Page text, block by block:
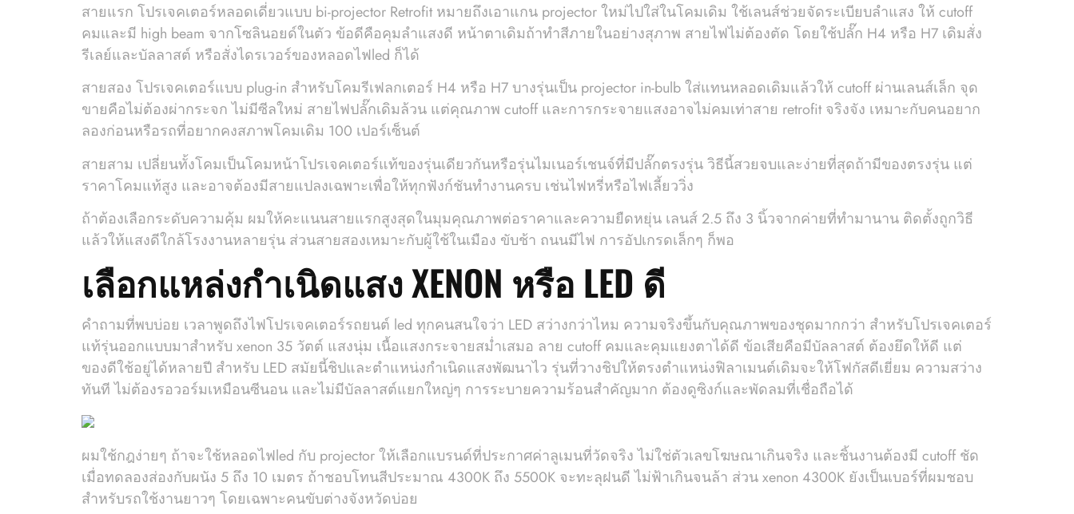
สายแรก โปรเจคเตอร์หลอดเดี่ยวแบบ bi-projector Retrofit หมายถึงเอาแกน projector ใหม่ไปใส่ในโคมเดิม ใช้เลนส์ช่วยจัดระเบียบลำแสง ให้ cutoff
คมและมี high beam จากโซลินอยด์ในตัว ข้อดีคือคุมลำแสงดี หน้าตาเดิมถ้าทำสีภายในอย่างสุภาพ สายไฟไม่ต้องตัด โดยใช้ปลั๊ก H4 หรือ H7 เดิมสั่ง
รีเลย์และบัลลาสต์ หรือสั่งไดรเวอร์ของหลอดไฟled ก็ได้
สายสอง โปรเจคเตอร์แบบ plug-in สำหรับโคมรีเฟลกเตอร์ H4 หรือ H7 บางรุ่นเป็น projector in-bulb ใส่แทนหลอดเดิมแล้วให้ cutoff ผ่านเลนส์เล็ก จุด
ขายคือไม่ต้องผ่ากระจก ไม่มีซีลใหม่ สายไฟปลั๊กเดิมล้วน แต่คุณภาพ cutoff และการกระจายแสงอาจไม่คมเท่าสาย retrofit จริงจัง เหมาะกับคนอยาก
ลองก่อนหรือรถที่อยากคงสภาพโคมเดิม 100 เปอร์เซ็นต์
สายสาม เปลี่ยนทั้งโคมเป็นโคมหน้าโปรเจคเตอร์แท้ของรุ่นเดียวกันหรือรุ่นไมเนอร์เชนจ์ที่มีปลั๊กตรงรุ่น วิธีนี้สวยจบและง่ายที่สุดถ้ามีของตรงรุ่น แต่
ราคาโคมแท้สูง และอาจต้องมีสายแปลงเฉพาะเพื่อให้ทุกฟังก์ชันทำงานครบ เช่นไฟหรี่หรือไฟเลี้ยววิ่ง
ถ้าต้องเลือกระดับความคุ้ม ผมให้คะแนนสายแรกสูงสุดในมุมคุณภาพต่อราคาและความยืดหยุ่น เลนส์ 2.5 ถึง 3 นิ้วจากค่ายที่ทำมานาน ติดตั้งถูกวิธี
แล้วให้แสงดีใกล้โรงงานหลายรุ่น ส่วนสายสองเหมาะกับผู้ใช้ในเมือง ขับช้า ถนนมีไฟ การอัปเกรดเล็กๆ ก็พอ
เลือกแหล่งกำเนิดแสง XENON หรือ LED ดี
คำถามที่พบบ่อย เวลาพูดถึงไฟโปรเจคเตอร์รถยนต์ led ทุกคนสนใจว่า LED สว่างกว่าไหม ความจริงขึ้นกับคุณภาพของชุดมากกว่า สำหรับโปรเจคเตอร์
แท้รุ่นออกแบบมาสำหรับ xenon 35 วัตต์ แสงนุ่ม เนื้อแสงกระจายสม่ำเสมอ ลาย cutoff คมและคุมแยงตาได้ดี ข้อเสียคือมีบัลลาสต์ ต้องยึดให้ดี แต่
ของดีใช้อยู่ได้หลายปี สำหรับ LED สมัยนี้ชิปและตำแหน่งกำเนิดแสงพัฒนาไว รุ่นที่วางชิปให้ตรงตำแหน่งฟิลาเมนต์เดิมจะให้โฟกัสดีเยี่ยม ความสว่าง
ทันที ไม่ต้องรอวอร์มเหมือนซีนอน และไม่มีบัลลาสต์แยกใหญ่ๆ การระบายความร้อนสำคัญมาก ต้องดูซิงก์และพัดลมที่เชื่อถือได้
ผมใช้กฎง่ายๆ ถ้าจะใช้หลอดไฟled กับ projector ให้เลือกแบรนด์ที่ประกาศค่าลูเมนที่วัดจริง ไม่ใช่ตัวเลขโฆษณาเกินจริง และชิ้นงานต้องมี cutoff ชัด
เมื่อทดลองส่องกับผนัง 5 ถึง 10 เมตร ถ้าชอบโทนสีประมาณ 4300K ถึง 5500K จะทะลุฝนดี ไม่ฟ้าเกินจนล้า ส่วน xenon 4300K ยังเป็นเบอร์ที่ผมชอบ
สำหรับรถใช้งานยาวๆ โดยเฉพาะคนขับต่างจังหวัดบ่อย